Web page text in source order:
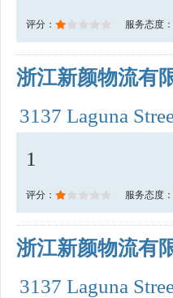
评分： 服务态度：
浙江新颜物流有
3137 Laguna
1
评分： 服务态度：
浙江新颜物流有
3137 Laguna